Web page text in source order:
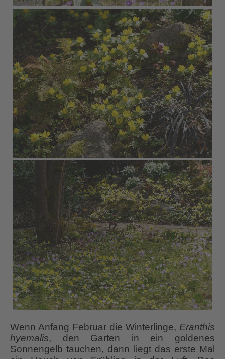
Wenn Anfang Februar die Winterlinge, Eranthis
hyemalis, den Garten in ein goldenes
Sonnengelb tauchen, dann liegt das erste Mal